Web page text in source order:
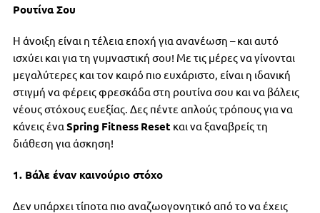
Ρουτίνα Σου
Η άνοιξη είναι η τέλεια εποχή για ανανέωση – και αυτό
ισχύει και για τη γυμναστική σου! Με τις μέρες να γίνονται
μεγαλύτερες και τον καιρό πιο ευχάριστο, είναι η ιδανική
στιγμή να φέρεις φρεσκάδα στη ρουτίνα σου και να βάλεις
νέους στόχους ευεξίας. Δες πέντε απλούς τρόπους για να
κάνεις ένα Spring Fitness Reset και να ξαναβρείς τη
διάθεση για άσκηση!
1. Βάλε έναν καινούριο στόχο
Δεν υπάρχει τίποτα πιο αναζωογονητικό από το να έχεις